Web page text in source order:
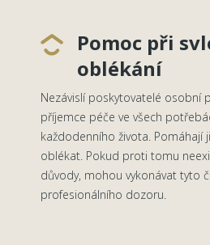
Pomoc při
oblékání
Nezávislí poskytovatelé osobní
příjemce péče ve všech
každodenního života. Pomáhají
oblékat. Pokud proti tomu
důvody, mohou vykonávat tyto
profesionálního dozoru.